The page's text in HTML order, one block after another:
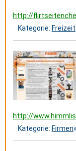
http://
Kategorie: Freizeit
http://
Kategorie: Firmen»